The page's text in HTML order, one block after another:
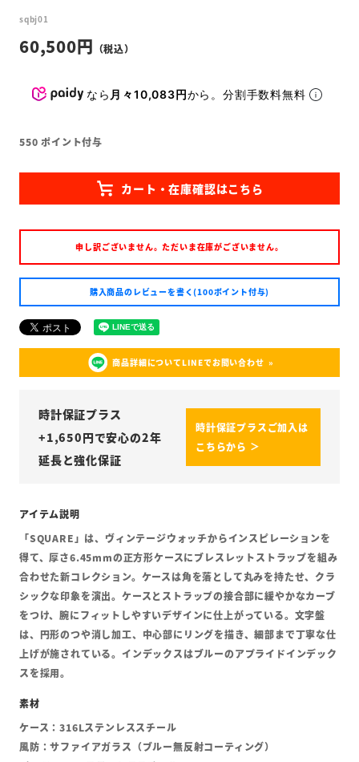
sqbj01
60,500
なら 月々10,083円から。分割手数料無料
550 ポイント付与
申し訳ございません。ただいま在庫がございません。
購入商品のレビューを書く(100ポイント付与)
商品詳細についてLINEでお問い合わせ
時計保証プラス
+1,650円で安心の2年
延長と強化保証
時計保証プラスご加入は
こちらから ＞
「SQUARE」は、ヴィンテージウォッチからインスピレーションを
得て、厚さ6.45mmの正方形ケースにブレスレットストラップを組み
合わせた新コレクション。ケースは角を落として丸みを持たせ、クラ
シックな印象を演出。ケースとストラップの接合部に緩やかなカーブ
をつけ、腕にフィットしやすいデザインに仕上がっている。文字盤
は、円形のつや消し加工、中心部にリングを描き、細部まで丁寧な仕
上げが施されている。インデックスはブルーのアプライドインデック
スを採用。
ケース：316Lステンレススチール
風防：サファイアガラス（ブルー無反射コーティング）